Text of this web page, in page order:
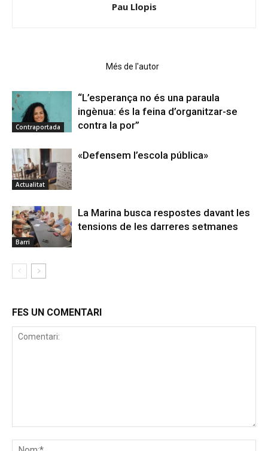
Pau Llopis
Més de l'autor
Contraportada
“L’esperança no és una paraula
ingènua: és la feina d’organitzar-se
contra la por”
Actualitat
«Defensem l’escola pública»
Barri
La Marina busca respostes davant les
tensions de les darreres setmanes
FES UN COMENTARI